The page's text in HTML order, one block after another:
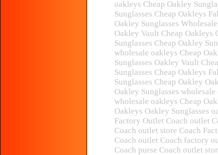
oakleys Cheap Oakley
Sunglasses Cheap Oakleys
Oakley Sunglasses
Oakley Vault Cheap Oakleys
Sunglasses Cheap Oakley
wholesale oakleys Cheap
Sunglasses Oakley Vault
Sunglasses Cheap Oakleys
Sunglasses Cheap Oakley
Oakley Sunglasses
wholesale oakleys Cheap
Oakleys Oakley Sunglasses
Factory Outlet Coach outlet
Coach outlet store Coach
Coach outlet Coach factory
Coach purse Coach outlet